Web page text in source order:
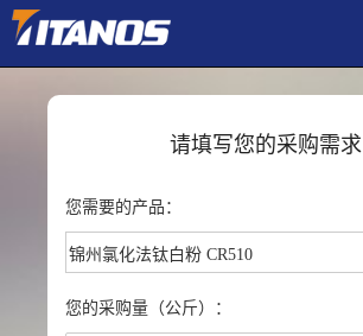
请填写您的采购需求
您需要的产品：
您的采购量（公斤）：